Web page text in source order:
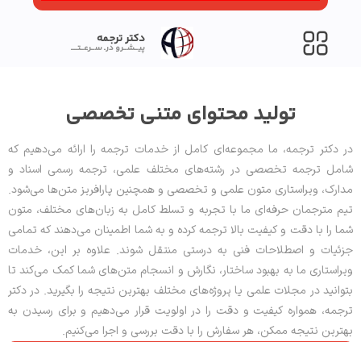
دکتر ترجمه
پیــشــرو درـ ســرعــتــــ
تولید محتوای متنی تخصصی
در دکتر ترجمه، ما مجموعه‌ای کامل از خدمات ترجمه را ارائه می‌دهیم که
شامل ترجمه تخصصی در رشته‌های مختلف علمی، ترجمه رسمی اسناد و
مدارک، ویراستاری متون علمی و تخصصی و همچنین پارافریز متن‌ها می‌شود.
تیم مترجمان حرفه‌ای ما با تجربه و تسلط کامل به زبان‌های مختلف، متون
شما را با دقت و کیفیت بالا ترجمه کرده و به شما اطمینان می‌دهند که تمامی
جزئیات و اصطلاحات فنی به درستی منتقل شوند. علاوه بر این، خدمات
ویراستاری ما به بهبود ساختار، نگارش و انسجام متن‌های شما کمک می‌کند تا
بتوانید در مجلات علمی یا پروژه‌های مختلف بهترین نتیجه را بگیرید. در دکتر
ترجمه، همواره کیفیت و دقت را در اولویت قرار می‌دهیم و برای رسیدن به
بهترین نتیجه ممکن، هر سفارش را با دقت بررسی و اجرا می‌کنیم.